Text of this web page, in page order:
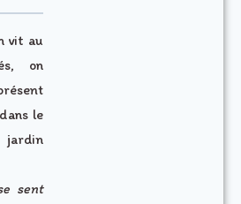
vit au
on
le
sent